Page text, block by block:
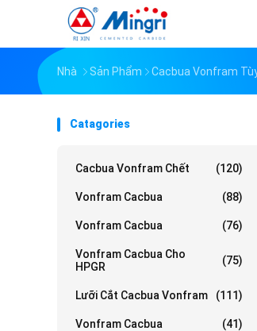
Nhà Sản Phẩm Cacbua Vonfram
Catagories
Cacbua Vonfram Chết (120)
Vonfram Cacbua (88)
Vonfram Cacbua (76)
Vonfram Cacbua Cho
HPGR
(75)
Lưỡi Cắt Cacbua Vonfram (111)
Vonfram Cacbua (41)